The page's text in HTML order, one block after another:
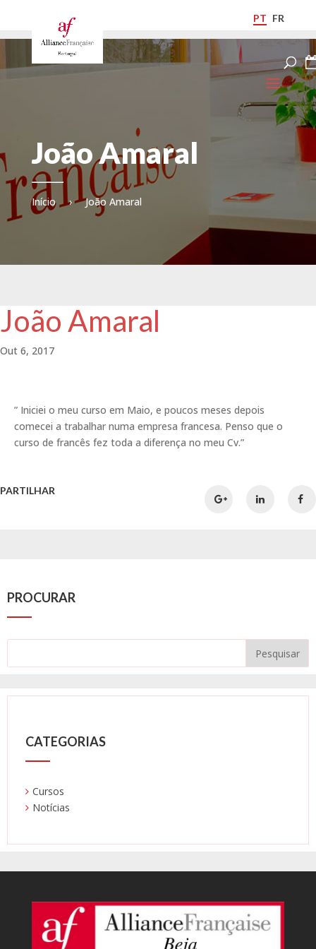
PT FR
João Amaral
Início › João Amaral
João Amaral
Out 6, 2017
” Iniciei o meu curso em Maio, e poucos meses depois
comecei a trabalhar numa empresa francesa. Penso que o
curso de francês fez toda a diferença no meu Cv.”
PARTILHAR
PROCURAR
CATEGORIAS
Cursos
Notícias